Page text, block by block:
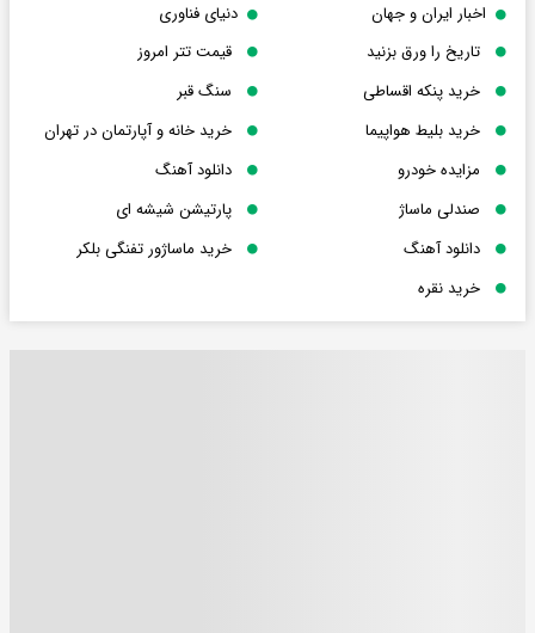
اخبار ایران و جهان
دنیای فناوری
تاریخ را ورق بزنید
قیمت تتر امروز
خرید پنکه اقساطی
سنگ قبر
خرید بلیط هواپیما
خرید خانه و آپارتمان در تهران
مزایده خودرو
دانلود آهنگ
صندلی ماساژ
پارتیشن شیشه ای
دانلود آهنگ
خرید ماساژور تفنگی بلکر
خرید نقره